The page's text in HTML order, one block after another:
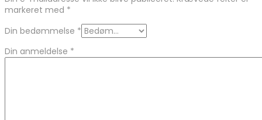
markeret med *
Din bedømmelse *
Din anmeldelse *